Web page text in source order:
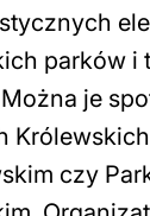
parków i
je
czy